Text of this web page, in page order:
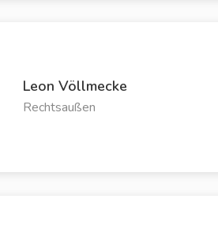
Leon Völlmecke
Rechtsaußen